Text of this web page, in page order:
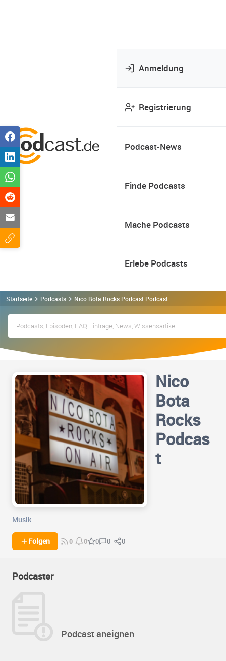
Anmeldung
Registrierung
Podcast-News
Finde Podcasts
Mache Podcasts
Erlebe Podcasts
Startseite Podcasts Nico Bota Rocks Podcast Podcast
Nico
Bota
Rocks
Podcas
t
Musik
Folgen 0 0 0 0 0
Podcaster
Podcast aneignen